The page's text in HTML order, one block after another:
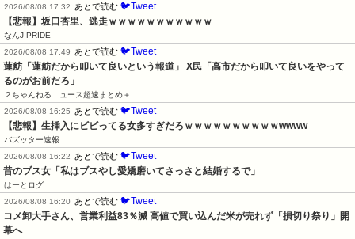
2026/08/08 17:32
あとで読む 🐦Tweet
【悲報】坂口杏里、逃走ｗｗｗｗｗｗｗｗｗｗｗ
なんJ PRIDE
2026/08/08 17:49
あとで読む 🐦Tweet
蓮舫「蓮舫だから叩いて良いという報道」 X民「高市だから叩いて良いをやって
るのがお前だろ」
２ちゃんねるニュース超速まとめ＋
2026/08/08 16:25
あとで読む 🐦Tweet
【悲報】生挿入にビビってる女多すぎだろｗｗｗｗｗｗｗｗｗｗwwww
バズッター速報
2026/08/08 16:22
あとで読む 🐦Tweet
昔のブス女「私はブスやし愛嬌磨いてさっさと結婚するで」
はーとログ
2026/08/08 16:20
あとで読む 🐦Tweet
コメ卸大手さん、営業利益83％減 高値で買い込んだ米が売れず「損切り祭り」開
幕へ